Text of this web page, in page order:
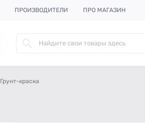
ПРОИЗВОДИТЕЛИ ПРО МАГАЗИН
Грунт-краска